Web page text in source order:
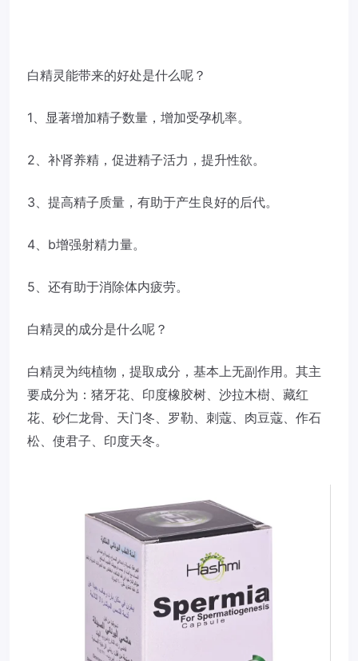
白精灵能带来的好处是什么呢？
1、显著增加精子数量，增加受孕机率。
2、补肾养精，促进精子活力，提升性欲。
3、提高精子质量，有助于产生良好的后代。
4、b增强射精力量。
5、还有助于消除体内疲劳。
白精灵的成分是什么呢？
白精灵为纯植物，提取成分，基本上无副作用。其主
要成分为：猪牙花、印度橡胶树、沙拉木樹、藏红
花、砂仁龙骨、天门冬、罗勒、刺蔻、肉豆蔻、作石
松、使君子、印度天冬。